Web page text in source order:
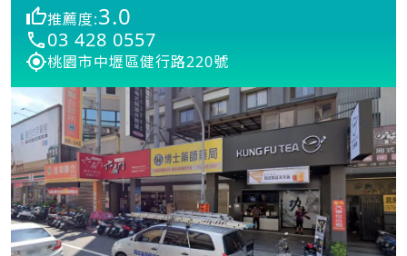
推薦度:3.0
03 428 0557
桃園市中壢區健行路220號